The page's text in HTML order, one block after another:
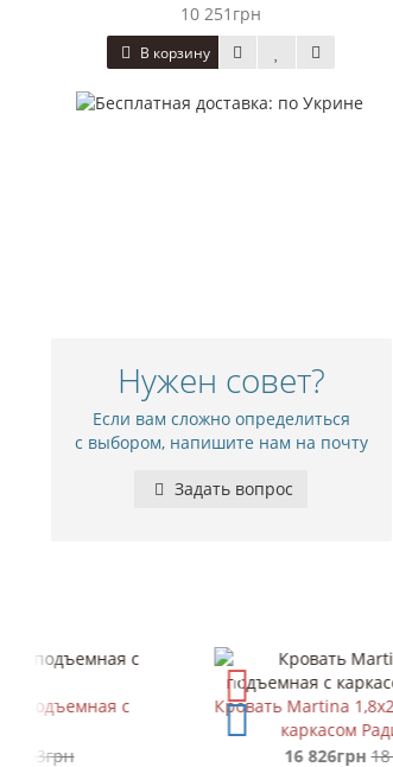
10 251грн
В корзину
Нужен совет?
Если вам сложно определиться
с выбором, напишите нам на почту
Задать вопрос
Кровать Martina 1,8х2, 0 подъемная с
каркасом Радика Беж
18 711грн